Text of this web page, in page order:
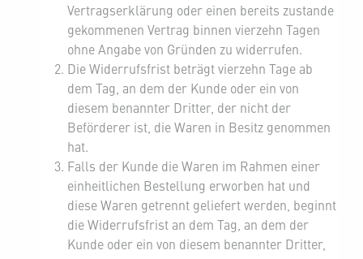
Vertragserklärung oder einen bereits zustande
gekommenen Vertrag binnen vierzehn Tagen
ohne Angabe von Gründen zu widerrufen.
Die Widerrufsfrist beträgt vierzehn Tage ab
dem Tag, an dem der Kunde oder ein von
diesem benannter Dritter, der nicht der
Beförderer ist, die Waren in Besitz genommen
hat.
Falls der Kunde die Waren im Rahmen einer
einheitlichen Bestellung erworben hat und
diese Waren getrennt geliefert werden, beginnt
die Widerrufsfrist an dem Tag, an dem der
Kunde oder ein von diesem benannter Dritter,